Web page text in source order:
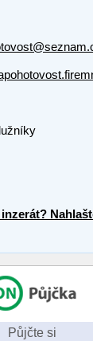
Půjčte si